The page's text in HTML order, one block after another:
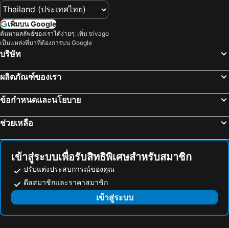
เพิ่มบน Google
ค้นหาผลลัพธ์ของเราได้ง่ายๆ: เพิ่ม trivago
เป็นแหล่งที่มาที่ต้องการบน Google
บริษัท
ผลิตภัณฑ์ของเรา
ข้อกำหนดและนโยบาย
ช่วยเหลือ
เข้าสู่ระบบเพื่อรับสิทธิพิเศษสำหรับสมาชิก
ปรับแต่งประสบการณ์ของคุณ
ดีลสมาชิกและราคาสมาชิก
เข้าสู่ระบบ